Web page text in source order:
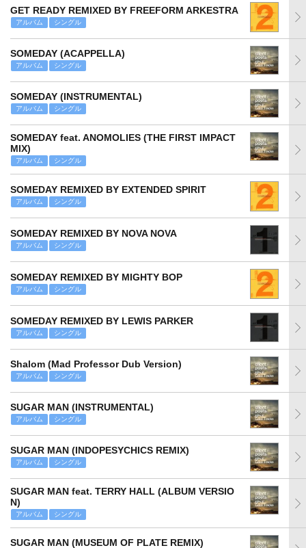
GET READY REMIXED BY FREEFORM ARKESTRA
アルバム シングル
SOMEDAY (ACAPPELLA)
アルバム シングル
SOMEDAY (INSTRUMENTAL)
アルバム シングル
SOMEDAY feat. ANOMOLIES (THE FIRST IMPACT
MIX)
アルバム シングル
SOMEDAY REMIXED BY EXTENDED SPIRIT
アルバム シングル
SOMEDAY REMIXED BY NOVA NOVA
アルバム シングル
SOMEDAY REMIXED BY MIGHTY BOP
アルバム シングル
SOMEDAY REMIXED BY LEWIS PARKER
アルバム シングル
Shalom (Mad Professor Dub Version)
アルバム シングル
SUGAR MAN (INSTRUMENTAL)
アルバム シングル
SUGAR MAN (INDOPESYCHICS REMIX)
アルバム シングル
SUGAR MAN feat. TERRY HALL (ALBUM VERSIO
N)
アルバム シングル
SUGAR MAN (MUSEUM OF PLATE REMIX)